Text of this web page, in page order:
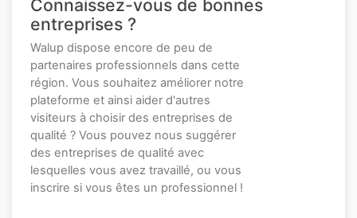
Connaissez-vous de bonnes
entreprises ?
Walup dispose encore de peu de
partenaires professionnels dans cette
région. Vous souhaitez améliorer notre
plateforme et ainsi aider d'autres
visiteurs à choisir des entreprises de
qualité ? Vous pouvez nous suggérer
des entreprises de qualité avec
lesquelles vous avez travaillé, ou vous
inscrire si vous êtes un professionnel !